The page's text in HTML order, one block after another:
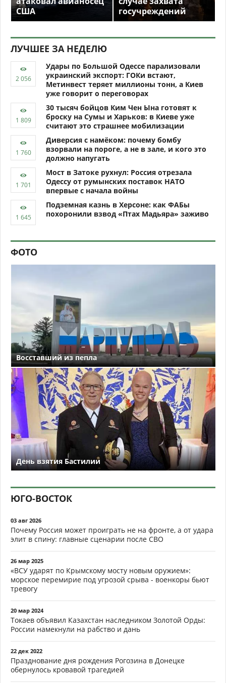
США
госучреждений
ЛУЧШЕЕ ЗА НЕДЕЛЮ
Удары по Большой Одессе парализовали
украинский экспорт: ГОКи встают,
Метинвест теряет миллионы тонн, а Киев
уже говорит о переговорах
30 тысяч бойцов Ким Чен Ына готовят к
броску на Сумы и Харьков: в Киеве уже
считают это страшнее мобилизации
Диверсия с намёком: почему бомбу
взорвали на пороге, а не в зале, и кого это
должно напугать
Мост в Затоке рухнул: Россия отрезала
Одессу от румынских поставок НАТО
впервые с начала войны
Подземная казнь в Херсоне: как ФАБы
похоронили взвод «Птах Мадьяра» заживо
ФОТО
Восставший из пепла
День взятия Бастилии
ЮГО-ВОСТОК
03 авг 2026
Почему Россия может проиграть не на фронте, а от удара
элит в спину: главные сценарии после СВО
26 мар 2025
«ВСУ ударят по Крымскому мосту новым оружием»:
морское перемирие под угрозой срыва - военкоры бьют
тревогу
20 мар 2024
Токаев объявил Казахстан наследником Золотой Орды:
России намекнули на рабство и дань
22 дек 2022
Празднование дня рождения Рогозина в Донецке
обернулось кровавой трагедией